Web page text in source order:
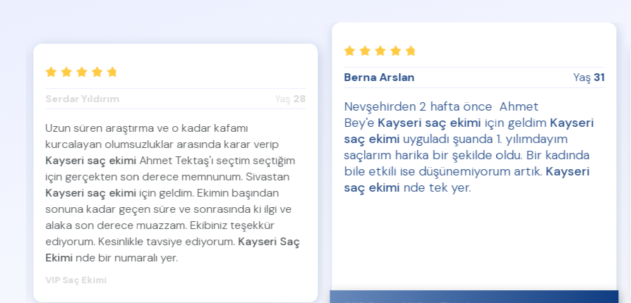
Serdar Yıldırım Yaş 28
Uzun süren araştırma ve o kadar kafamı
kurcalayan olumsuzluklar arasında karar verip
Kayseri saç ekimiAhmet Tektaş'ı seçtim seçtiğim
için gerçekten son derece memnunum. Sivastan
Kayseri saç ekimiiçin geldim. Ekimin başından
sonuna kadar geçen süre ve sonrasında ki ilgi ve
alaka son derece muazzam. Ekibiniz teşekkür
ediyorum. Kesinlikle tavsiye ediyorum. Kayseri Saç
Ekiminde bir numaralı yer.
VIP Saç Ekimi
Berna Arslan Yaş31
Nevşehirden 2 hafta önce Ahmet
Bey'e Kayseri saç ekimi için geldim Kayseri
saç ekimi uyguladı şuanda 1. yılımdayım
saçlarım harika bir şekilde oldu. Bir kadında
bile etkili ise düşünemiyorum artık. Kayseri
saç ekimi nde tek yer.